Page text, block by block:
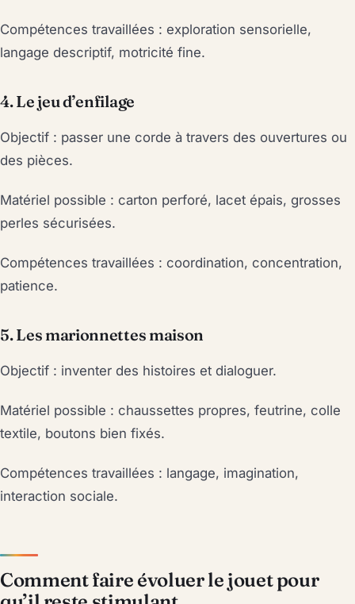
Compétences travaillées : exploration sensorielle,
langage descriptif, motricité fine.
4. Le jeu d’enfilage
Objectif : passer une corde à travers des ouvertures ou
des pièces.
Matériel possible : carton perforé, lacet épais, grosses
perles sécurisées.
Compétences travaillées : coordination, concentration,
patience.
5. Les marionnettes maison
Objectif : inventer des histoires et dialoguer.
Matériel possible : chaussettes propres, feutrine, colle
textile, boutons bien fixés.
Compétences travaillées : langage, imagination,
interaction sociale.
Comment faire évoluer le jouet pour